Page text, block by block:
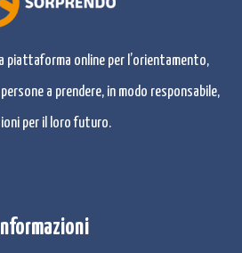
piattaforma online per l’orientamento,
a prendere, in modo responsabile,
per il loro futuro.
Informazioni